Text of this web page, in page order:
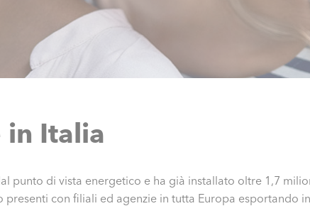
in Italia
punto di vista energetico e ha già installato oltre 1,7
con filiali ed agenzie in tutta Europa esportando